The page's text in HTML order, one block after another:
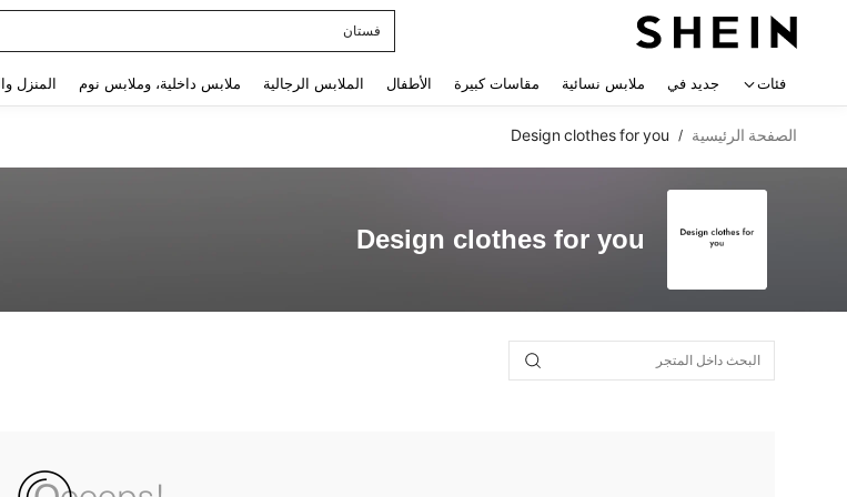
فستان
فئات جديد في ملابس نسائية مقاسات كبيرة الأطفال الملابس الرجالية ملابس داخلية، وملابس نوم المنزل
الصفحة الرئيسية /
Design clothes for you
Design clothes for you